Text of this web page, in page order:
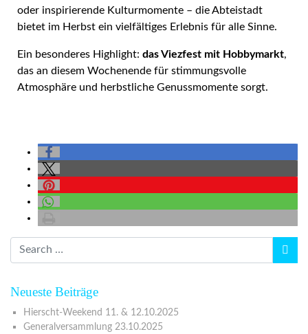
oder inspirierende Kulturmomente – die Abtei­stadt
bietet im Herbst ein vielfältiges Erlebnis für alle Sinne.
Ein besonderes Highlight: das Viezfest mit Hobbymarkt,
das an diesem Wochenende für stimmungsvolle
Atmosphäre und herbstliche Genussmomente sorgt.
Neueste Beiträge
Hierscht-Weekend 11. & 12.10.2025
Generalversammlung 23.10.2025